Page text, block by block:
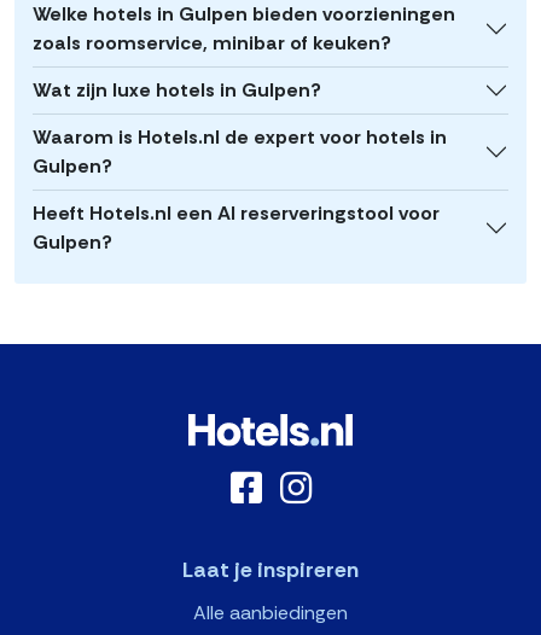
Welke hotels in Gulpen bieden voorzieningen
zoals roomservice, minibar of keuken?
Wat zijn luxe hotels in Gulpen?
Waarom is Hotels.nl de expert voor hotels in
Gulpen?
Heeft Hotels.nl een AI reserveringstool voor
Gulpen?
Laat je inspireren
Alle aanbiedingen